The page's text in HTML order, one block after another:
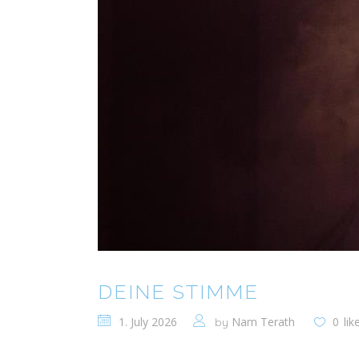
DEINE STIMME
1. July 2026 by Nam Terath 0